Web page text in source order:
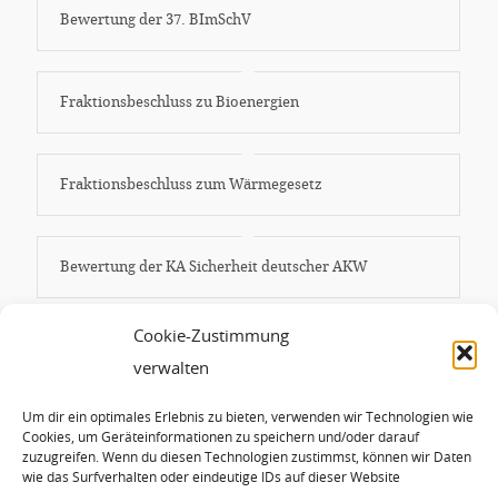
Cookie-Zustimmung
verwalten
Um dir ein optimales Erlebnis zu bieten, verwenden wir Technologien wie
Cookies, um Geräteinformationen zu speichern und/oder darauf
zuzugreifen. Wenn du diesen Technologien zustimmst, können wir Daten
wie das Surfverhalten oder eindeutige IDs auf dieser Website
Bewertung der 37. BImSchV
Fraktionsbeschluss zu Bioenergien
Fraktionsbeschluss zum Wärmegesetz
Bewertung der KA Sicherheit deutscher AKW
Bewertung Klimaschutzbeschlüsse
Synopse Klimapaket